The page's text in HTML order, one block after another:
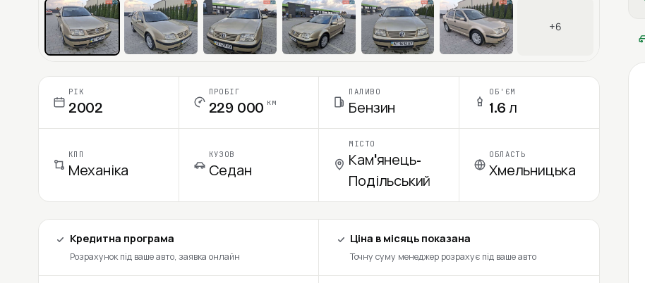
+6
РІК
2002
ПРОБІГ
229 000 км
ПАЛИВО
Бензин
ОБ'ЄМ
1.6 л
КПП
Механіка
КУЗОВ
Седан
МІСТО
Кам'янець-
Подільський
ОБЛАСТЬ
Хмельницька
Кредитна програма
Розрахунок під ваше авто, заявка онлайн
Ціна в місяць показана
Точну суму менеджер розрахує під ваше авто